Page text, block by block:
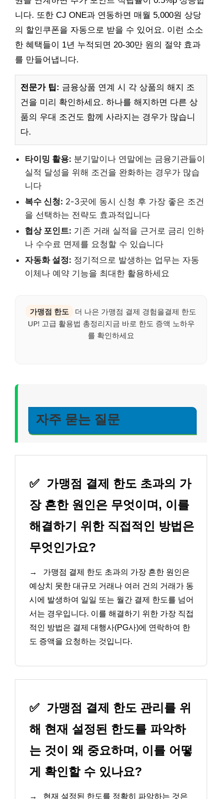
니다. 또한 CJ ONE과 연동하면 매월 5,000원 상당
의 할인쿠폰을 자동으로 받을 수 있어요. 이런 소소
한 혜택들이 1년 누적되면 20-30만 원의 절약 효과
를 만들어냅니다.
전문가 팁: 금융상품 연계 시 각 상품의 해지 조
건을 미리 확인하세요. 하나를 해지하면 다른 상
품의 우대 조건도 함께 사라지는 경우가 많습니
다.
타이밍 활용: 분기말이나 연말에는 금융기관들이
실적 달성을 위해 조건을 완화하는 경우가 많습
니다
복수 신청: 2-3곳에 동시 신청 후 가장 좋은 조건
을 선택하는 전략도 효과적입니다
협상 포인트: 기존 거래 실적을 근거로 금리 인하
나 수수료 면제를 요청할 수 있습니다
자동화 설정: 정기적으로 발생하는 업무는 자동
이체나 예약 기능을 최대한 활용하세요
가맹점 한도
더 나은 가맹점 결제 경험을결제 한도
UP! 고급 활용법 총정리지금 바로 한도 증액 노하우
를 확인하세요
자주 묻는 질문
✅ 가맹점 결제 한도 초과의 가
장 흔한 원인은 무엇이며, 이를
해결하기 위한 직접적인 방법은
무엇인가요?
→
가맹점 결제 한도 초과의 가장 흔한 원인은
예상치 못한 대규모 거래나 여러 건의 거래가 동
시에 발생하여 일일 또는 월간 결제 한도를 넘어
서는 경우입니다. 이를 해결하기 위한 가장 직접
적인 방법은 결제 대행사(PG사)에 연락하여 한
도 증액을 요청하는 것입니다.
✅ 가맹점 결제 한도 관리를 위
해 현재 설정된 한도를 파악하
는 것이 왜 중요하며, 이를 어떻
게 확인할 수 있나요?
→
현재 설정된 한도를 정확히 파악하는 것은